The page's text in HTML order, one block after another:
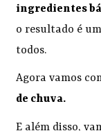
ingredientes
o resultado é
todos.
Agora vamos
de chuva.
E além disso,